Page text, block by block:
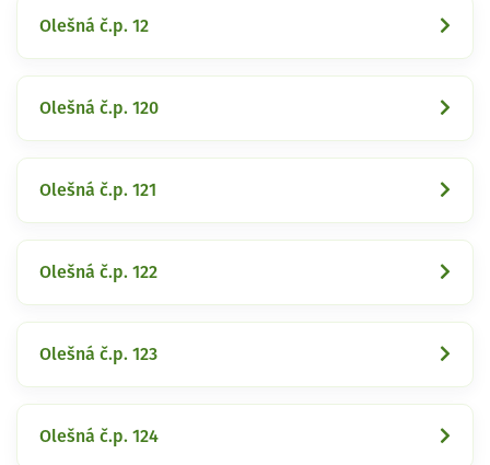
Olešná č.p. 12
Olešná č.p. 120
Olešná č.p. 121
Olešná č.p. 122
Olešná č.p. 123
Olešná č.p. 124